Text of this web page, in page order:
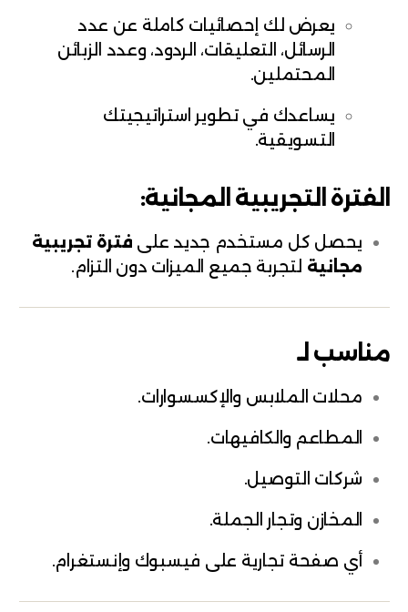
يعرض لك إحصائيات كاملة عن عدد
الرسائل، التعليقات، الردود، وعدد الزبائن
المحتملين.
يساعدك في تطوير استراتيجيتك
التسويقية.
الفترة التجريبية المجانية:
يحصل كل مستخدم جديد على فترة تجريبية
مجانية لتجربة جميع الميزات دون التزام.
مناسب لـ
محلات الملابس والإكسسوارات.
المطاعم والكافيهات.
شركات التوصيل.
المخازن وتجار الجملة.
أي صفحة تجارية على فيسبوك وإنستغرام.